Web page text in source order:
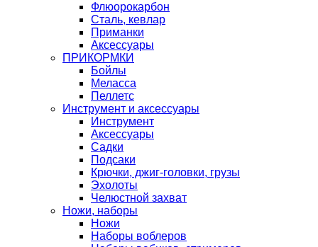
Флюорокарбон
Сталь, кевлар
Приманки
Аксессуары
ПРИКОРМКИ
Бойлы
Меласса
Пеллетс
Инструмент и аксессуары
Инструмент
Аксессуары
Садки
Подсаки
Крючки, джиг-головки, грузы
Эхолоты
Челюстной захват
Ножи, наборы
Ножи
Наборы воблеров